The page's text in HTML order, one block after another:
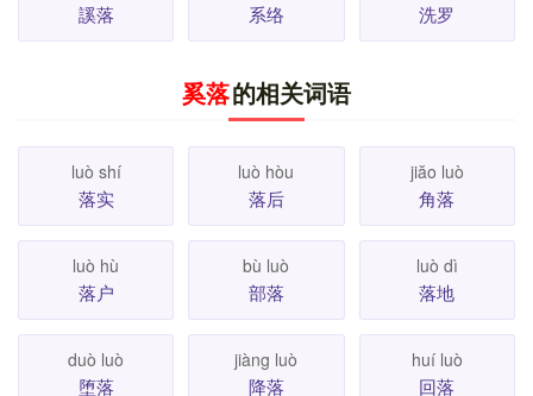
謑落 系络 洗罗
奚落的相关词语
luò shí
落实
luò hòu
落后
jiăo luò
角落
luò hù
落户
bù luò
部落
luò dì
落地
duò luò
堕落
jiàng luò
降落
huí luò
回落